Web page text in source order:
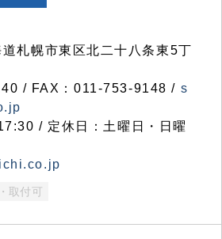
札幌市東区北二十八条東5丁
/ FAX：011-753-9148 / s
/ 定休日：土曜日・日曜
取付可